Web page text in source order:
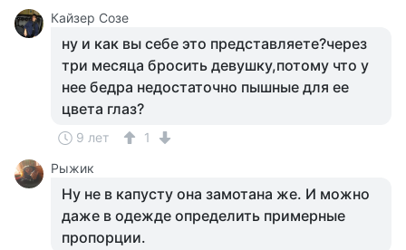
Кайзер Созе
ну и как вы себе это представляете?через
три месяца бросить девушку,потому что у
нее бедра недостаточно пышные для ее
цвета глаз?
9 лет
1
Рыжик
Ну не в капусту она замотана же. И можно
даже в одежде определить примерные
пропорции.